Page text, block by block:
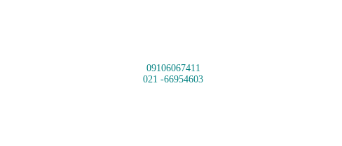
09106067411
66954603- 021